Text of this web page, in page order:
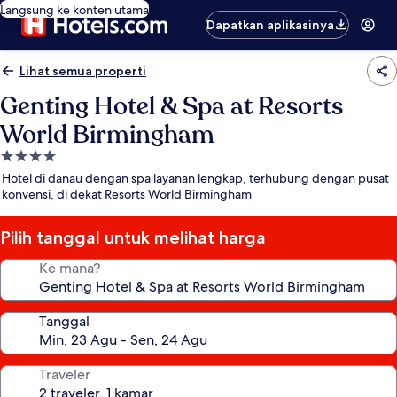
Langsung ke konten utama
Dapatkan aplikasinya
Lihat semua properti
Genting Hotel & Spa at Resorts
World Birmingham
Properti
bintang
4.0
Hotel di danau dengan spa layanan lengkap, terhubung dengan pusat
konvensi, di dekat Resorts World Birmingham
Pilih tanggal untuk melihat harga
Ke mana?
Tanggal
Traveler